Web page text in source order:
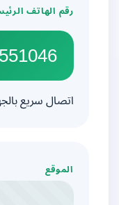
رقم الهاتف الرئيسي
24551046
اتصال سريع بالجهة
الموقع